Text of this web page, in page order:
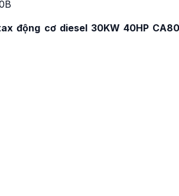
động cơ diesel 30KW 40HP